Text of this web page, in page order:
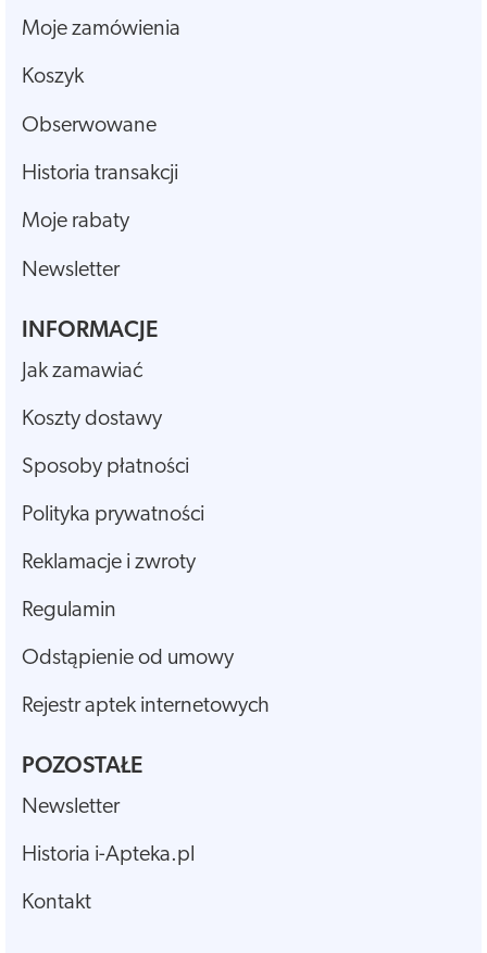
Moje zamówienia
Koszyk
Obserwowane
Historia transakcji
Moje rabaty
Newsletter
INFORMACJE
Jak zamawiać
Koszty dostawy
Sposoby płatności
Polityka prywatności
Reklamacje i zwroty
Regulamin
Odstąpienie od umowy
Rejestr aptek internetowych
POZOSTAŁE
Newsletter
Historia i-Apteka.pl
Kontakt